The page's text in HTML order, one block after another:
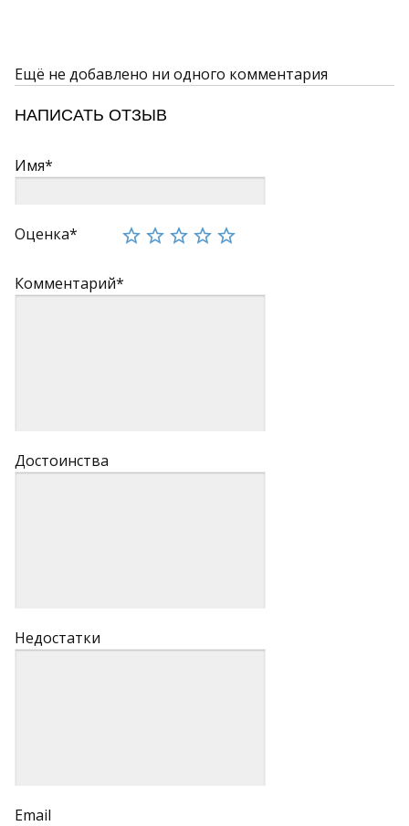
Ещё не добавлено ни одного комментария
НАПИСАТЬ ОТЗЫВ
Имя*
Оценка*
Комментарий*
Достоинства
Недостатки
Email